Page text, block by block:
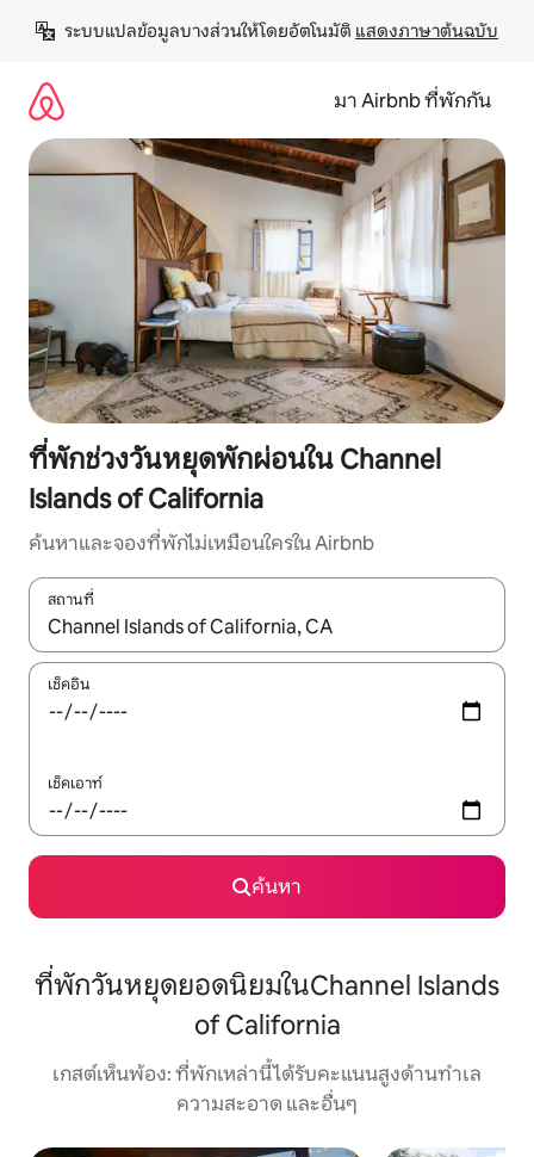
เนื้อหา
ระบบแปลข้อมูลบางส่วนให้โดยอัตโนมัติ แสดงภาษาต้นฉบับ
มา Airbnb ที่พักกัน
ที่พักช่วงวันหยุดพักผ่อนใน Channel
Islands of California
ค้นหาและจองที่พักไม่เหมือนใครใน Airbnb
สถานที่
ใช้ลูกศรขึ้นลง หรือใช้การสัมผัสหรือปัด เพื่อสำรวจผลการค้นหา
เช็คอิน
เช็คเอาท์
ค้นหา
ที่พักวันหยุดยอดนิยมในChannel Islands
of California
เกสต์เห็นพ้อง: ที่พักเหล่านี้ได้รับคะแนนสูงด้านทำเล
ความสะอาด และอื่นๆ